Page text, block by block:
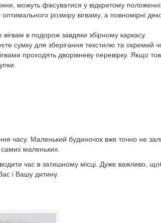
можуть фіксуватися у відкритому
розміру вігваму, а повномірні
в подорож завдяки збірному каркасу.
сумку для зберігання текстилю та окремий
проходять дворівневу перевірку. Якщо
часу. Маленький будиночок вже точно не
самих маленьких.
час в затишному місці. Дуже важливо,
і Вашу дитину.